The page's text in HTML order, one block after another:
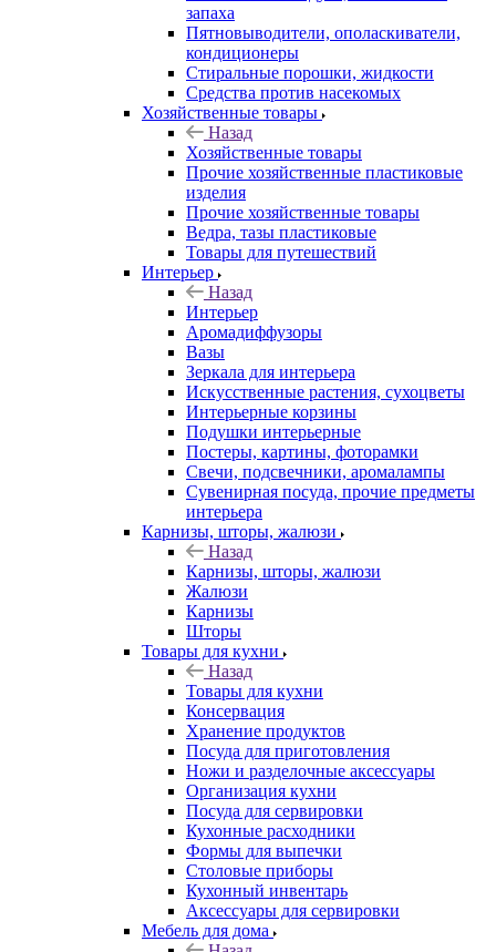
запаха
Пятновыводители, ополаскиватели,
кондиционеры
Стиральные порошки, жидкости
Средства против насекомых
Хозяйственные товары
Назад
Хозяйственные товары
Прочие хозяйственные пластиковые
изделия
Прочие хозяйственные товары
Ведра, тазы пластиковые
Товары для путешествий
Интерьер
Назад
Интерьер
Аромадиффузоры
Вазы
Зеркала для интерьера
Искусственные растения, сухоцветы
Интерьерные корзины
Подушки интерьерные
Постеры, картины, фоторамки
Свечи, подсвечники, аромалампы
Сувенирная посуда, прочие предметы
интерьера
Карнизы, шторы, жалюзи
Назад
Карнизы, шторы, жалюзи
Жалюзи
Карнизы
Шторы
Товары для кухни
Назад
Товары для кухни
Консервация
Хранение продуктов
Посуда для приготовления
Ножи и разделочные аксессуары
Организация кухни
Посуда для сервировки
Кухонные расходники
Формы для выпечки
Столовые приборы
Кухонный инвентарь
Аксессуары для сервировки
Мебель для дома